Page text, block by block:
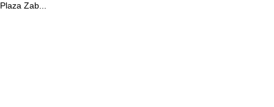
Plaza Zab...